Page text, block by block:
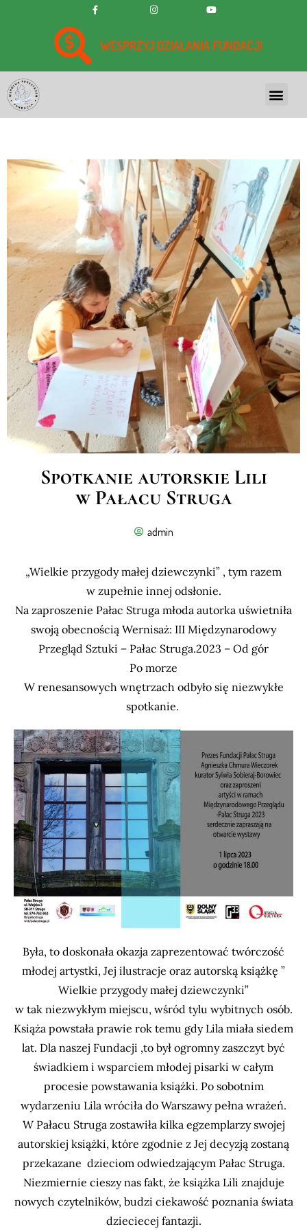
WESPRZYJ DZIAŁANIA FUNDACJI
Spotkanie autorskie Lili
w Pałacu Struga
admin
„Wielkie przygody małej dziewczynki” , tym razem
w zupełnie innej odsłonie.
Na zaproszenie Pałac Struga młoda autorka uświetniła
swoją obecnością Wernisaż: III Międzynarodowy
Przegląd Sztuki – Pałac Struga.2023 – Od gór
Po morze
W renesansowych wnętrzach odbyło się niezwykłe
spotkanie.
Była, to doskonała okazja zaprezentować twórczość
młodej artystki, Jej ilustracje oraz autorską książkę ”
Wielkie przygody małej dziewczynki”
w tak niezwykłym miejscu, wśród tylu wybitnych osób.
Książa powstała prawie rok temu gdy Lila miała siedem
lat. Dla naszej Fundacji ,to był ogromny zaszczyt być
świadkiem i wsparciem młodej pisarki w całym
procesie powstawania książki. Po sobotnim
wydarzeniu Lila wróciła do Warszawy pełna wrażeń.
W Pałacu Struga zostawiła kilka egzemplarzy swojej
autorskiej książki, które zgodnie z Jej decyzją zostaną
przekazane dzieciom odwiedzającym Pałac Struga.
Niezmiernie cieszy nas fakt, że książka Lili znajduje
nowych czytelników, budzi ciekawość poznania świata
dzieciecej fantazji.